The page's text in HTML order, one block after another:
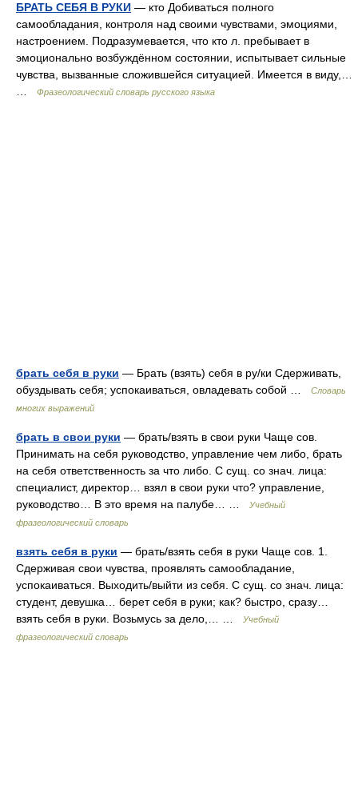
БРАТЬ СЕБЯ В РУКИ — кто Добиваться полного
самообладания, контроля над своими чувствами, эмоциями,
настроением. Подразумевается, что кто л. пребывает в
эмоционально возбуждённом состоянии, испытывает сильные
чувства, вызванные сложившейся ситуацией. Имеется в виду,…
Фразеологический словарь русского языка
брать себя в руки — Брать (взять) себя в ру/ки Сдерживать,
обуздывать себя; успокаиваться, овладевать собой …
Словарь
многих выражений
брать в свои руки — брать/взять в свои руки Чаще сов.
Принимать на себя руководство, управление чем либо, брать
на себя ответственность за что либо. С сущ. со знач. лица:
специалист, директор… взял в свои руки что? управление,
руководство… В это время на палубе… …
Учебный
фразеологический словарь
взять себя в руки — брать/взять себя в руки Чаще сов. 1.
Сдерживая свои чувства, проявлять самообладание,
успокаиваться. Выходить/выйти из себя. С сущ. со знач. лица:
студент, девушка… берет себя в руки; как? быстро, сразу…
взять себя в руки. Возьмусь за дело,… …
Учебный
фразеологический словарь